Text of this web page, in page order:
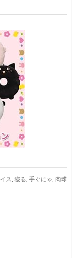
イス,寝る,手ぐにゃ, 肉球